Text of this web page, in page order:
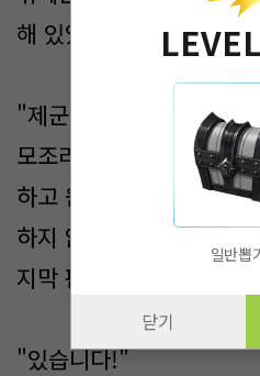
해 있었다.
"제군들에게 사과한다!작
모조리 족장인 내 판단
하고 원망해라!한마디씩
하지 않는다!만약 남는다
지막 판단을 마지막으로
"있습니다!"
일반뽑
닫기